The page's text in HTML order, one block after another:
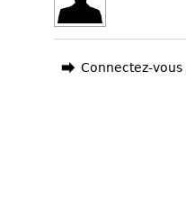
Connectez-